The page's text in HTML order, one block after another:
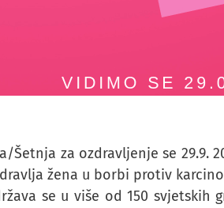
Šetnja za ozdravljenje se 29.9.
žena u borbi protiv
se u više od 150 svjetskih